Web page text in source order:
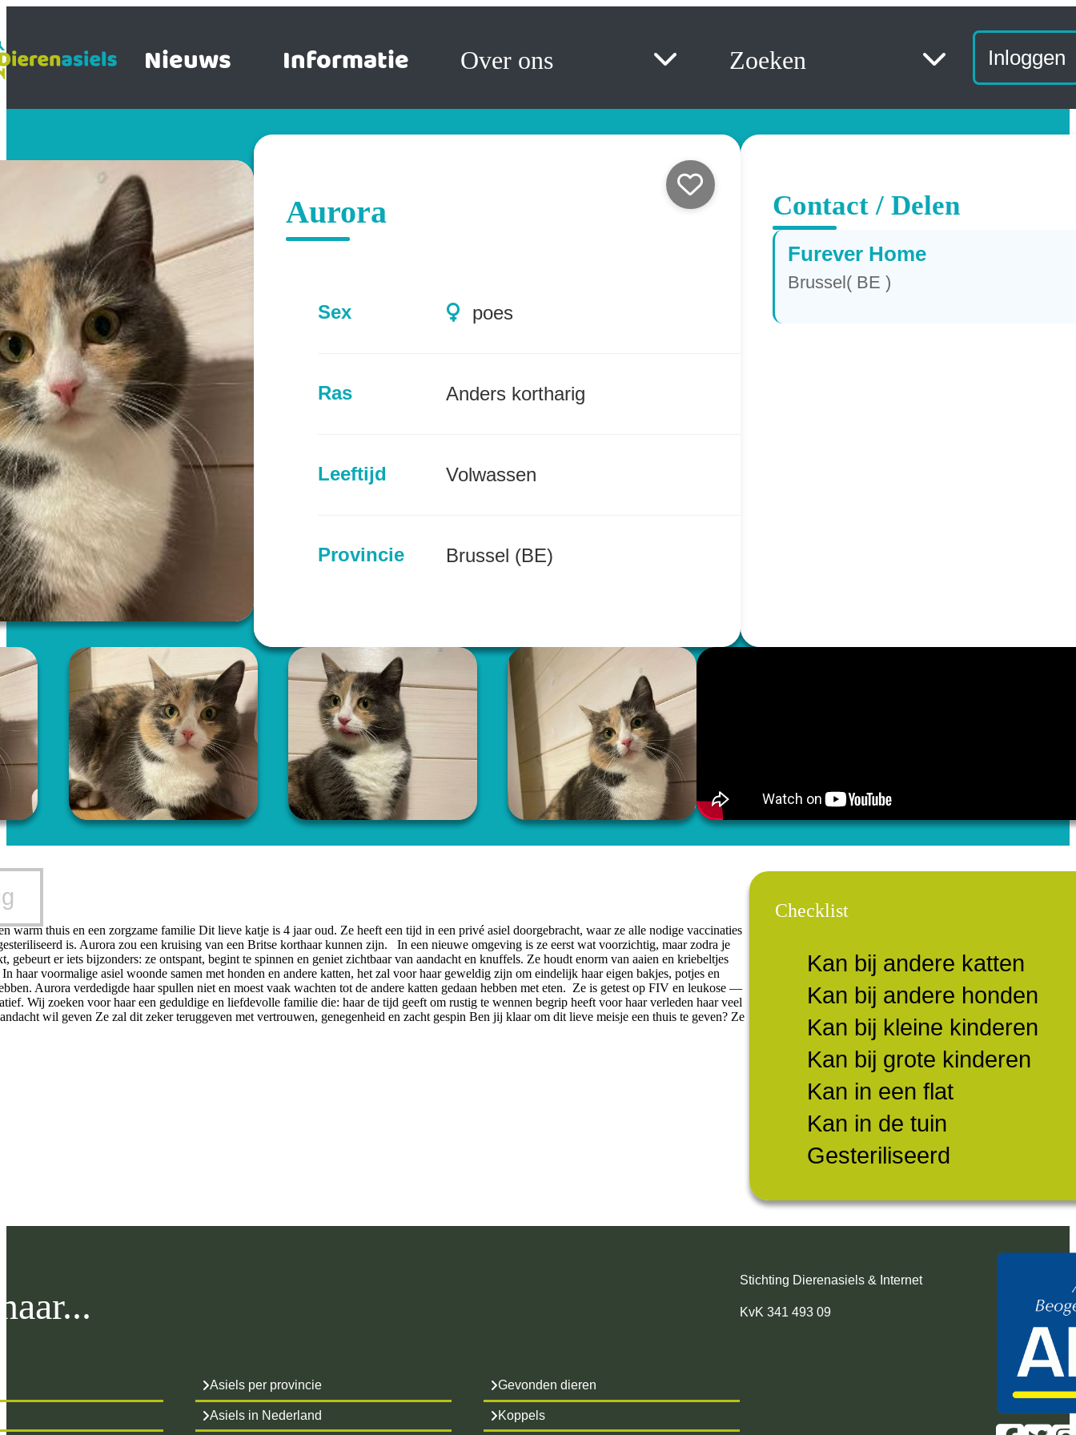
Nieuws Informatie Over ons Zoeken Inloggen
Aurora
Sex poes
Ras Anders kortharig
Leeftijd Volwassen
Provincie Brussel (BE)
Contact / Delen
Furever Home
Brussel( BE )
warm thuis en een zorgzame familie Dit lieve katje is 4 jaar oud. Ze heeft een tijd in een privé asiel doorgebracht, waar ze alle nodige vaccinaties
is. Aurora zou een kruising van een Britse korthaar kunnen zijn. In een nieuwe omgeving is ze eerst wat voorzichtig, maar zodra je
gebeurt er iets bijzonders: ze ontspant, begint te spinnen en geniet zichtbaar van aandacht en knuffels. Ze houdt enorm van aaien en kriebeltjes
haar voormalige asiel woonde samen met honden en andere katten, het zal voor haar geweldig zijn om eindelijk haar eigen bakjes, potjes en
Aurora verdedigde haar spullen niet en moest vaak wachten tot de andere katten gedaan hebben met eten. Ze is getest op FIV en leukose —
Wij zoeken voor haar een geduldige en liefdevolle familie die: haar de tijd geeft om rustig te wennen begrip heeft voor haar verleden haar veel
wil geven Ze zal dit zeker teruggeven met vertrouwen, genegenheid en zacht gespin Ben jij klaar om dit lieve meisje een thuis te geven? Ze
Checklist
Kan bij andere katten
Kan bij andere honden
Kan bij kleine kinderen
Kan bij grote kinderen
Kan in een flat
Kan in de tuin
Gesteriliseerd
Asiels per provincie
Asiels in Nederland
Gevonden dieren
Koppels
Stichting Dierenasiels & Internet
KvK 341 493 09